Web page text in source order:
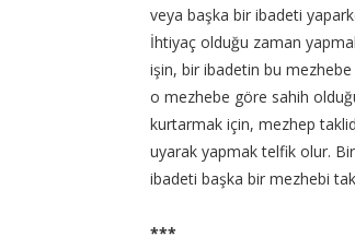
veya başka bir ibadeti
İhtiyaç olduğu zaman
işin, bir ibadetin bu
o mezhebe göre sahih
kurtarmak için, mezhep
uyarak yapmak telfik olur.
ibadeti başka bir mezhebi
***